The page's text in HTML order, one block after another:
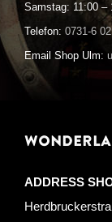
Samstag: 11:00 –
Telefon: 0731-6
Email Shop Ulm:
ADDRESS